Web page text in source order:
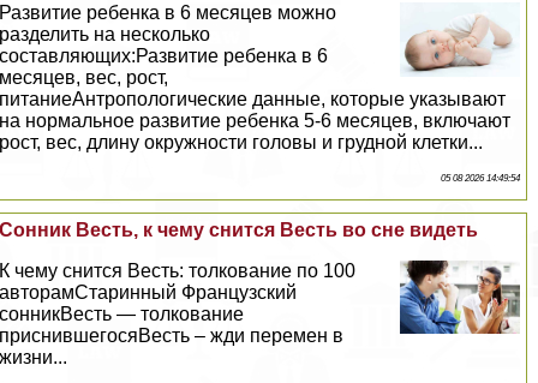
Развитие ребенка в 6 месяцев можно
разделить на несколько
составляющих:Развитие ребенка в 6
месяцев, вес, рост,
питаниеАнтропологические данные, которые указывают
на нормальное развитие ребенка 5-6 месяцев, включают
рост, вес, длину окружности головы и грудной клетки...
05 08 2026 14:49:54
Сонник Весть, к чему снится Весть во сне видеть
К чему снится Весть: толкование по 100
авторамСтаринный Французский
сонникВесть — толкование
приснившегосяВесть – жди перемен в
жизни...